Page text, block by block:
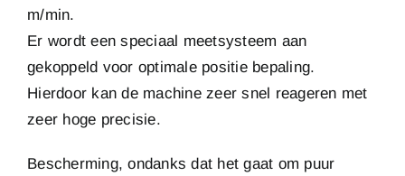
m/min.
Er wordt een speciaal meetsysteem aan
gekoppeld voor optimale positie bepaling.
Hierdoor kan de machine zeer snel reageren met
zeer hoge precisie.
Bescherming, ondanks dat het gaat om puur